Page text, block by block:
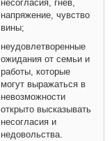
несогласия, гнев,
напряжение, чувство
вины;
неудовлетворенные
ожидания от семьи и
работы, которые
могут выражаться в
невозможности
открыто высказывать
несогласия и
недовольства.